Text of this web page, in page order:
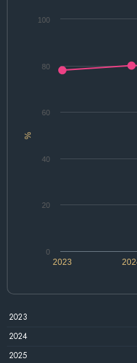
%
2023
0
20
40
60
80
100
2023
2024
2025